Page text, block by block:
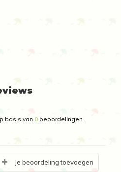
basis van 0 beoordelingen
Je beoordeling toevoegen